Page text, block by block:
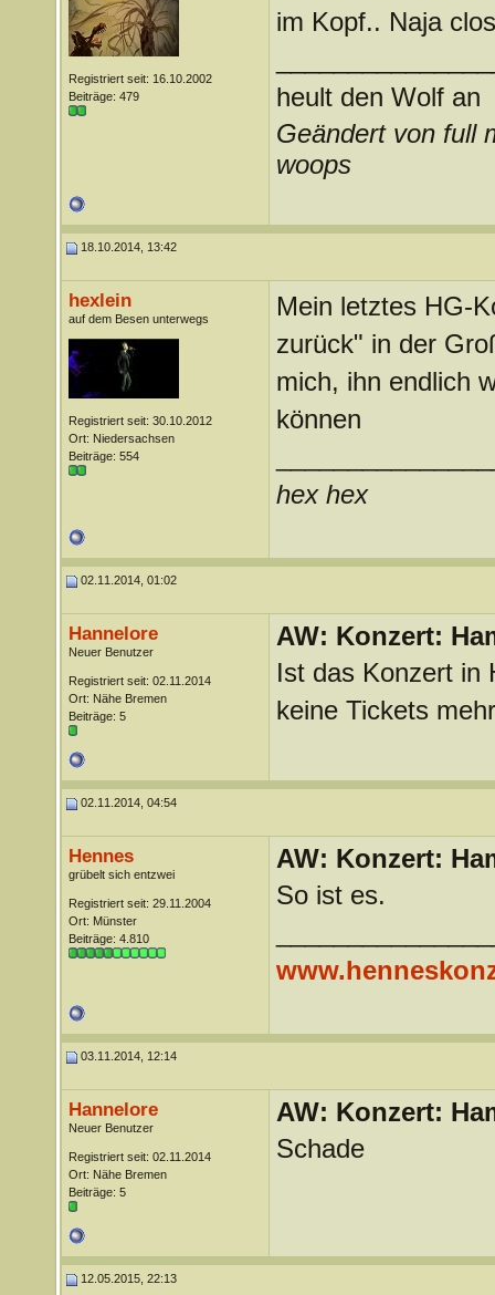
Registriert seit: 16.10.2002
Beiträge: 479
im Kopf.. Naja
heult den Wolf an
Geändert von full
woops
18.10.2014, 13:42
hexlein
auf dem Besen unterwegs
Registriert seit: 30.10.2012
Ort: Niedersachsen
Beiträge: 554
Mein letztes HG-
zurück" in der
mich, ihn endlich
können
hex hex
02.11.2014, 01:02
Hannelore
Neuer Benutzer
Registriert seit: 02.11.2014
Ort: Nähe Bremen
Beiträge: 5
AW: Konzert:
Ist das Konzert in
keine Tickets
02.11.2014, 04:54
Hennes
grübelt sich entzwei
Registriert seit: 29.11.2004
Ort: Münster
Beiträge: 4.810
AW: Konzert:
So ist es.
03.11.2014, 12:14
Hannelore
Neuer Benutzer
Registriert seit: 02.11.2014
Ort: Nähe Bremen
Beiträge: 5
AW: Konzert:
Schade
12.05.2015, 22:13